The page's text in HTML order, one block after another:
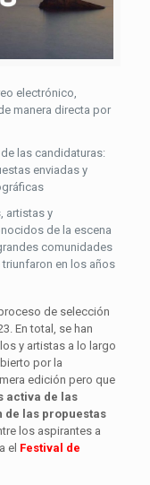
electrónico,
manera directa por
las candidaturas:
enviadas y
artistas y
de la escena
comunidades
en los años
de selección
En total, se han
y artistas a lo largo
por la
edición pero que
activa de las
las propuestas
los aspirantes a
el Festival de